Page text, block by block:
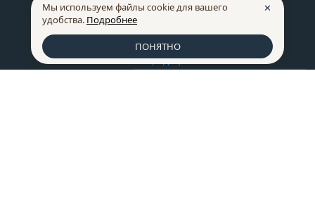
Воронеж, ул. Донбасская, д. 40
Пн-Пт: с 8:30 до 17:30
Политика конфидециальности
Мы используем файлы cookie для вашего
удобства. Подробнее
✕
ПОНЯТНО